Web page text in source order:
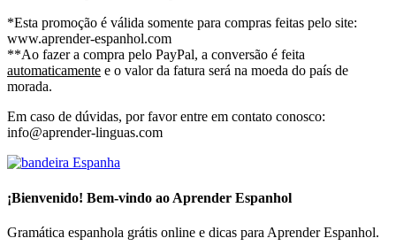
*Esta promoção é válida somente para compras feitas pelo site:
www.aprender-espanhol.com
**Ao fazer a compra pelo PayPal, a conversão é feita
automaticamente e o valor da fatura será na moeda do país de
morada.
Em caso de dúvidas, por favor entre em contato conosco:
info@aprender-linguas.com
¡Bienvenido! Bem-vindo ao Aprender Espanhol
Gramática espanhola grátis online e dicas para Aprender Espanhol.